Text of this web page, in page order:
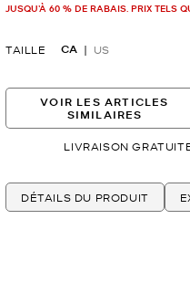
JUSQU’À 60 % DE RABAIS. PRIX TELS
TAILLE CA US
VOIR LES ARTICLES
SIMILAIRES
LIVRAISON
DÉTAILS DU PRODUIT